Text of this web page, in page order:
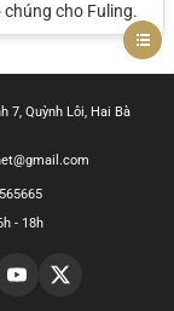
cho Fuling.
7, Quỳnh Lôi, Hai Bà
- 18h